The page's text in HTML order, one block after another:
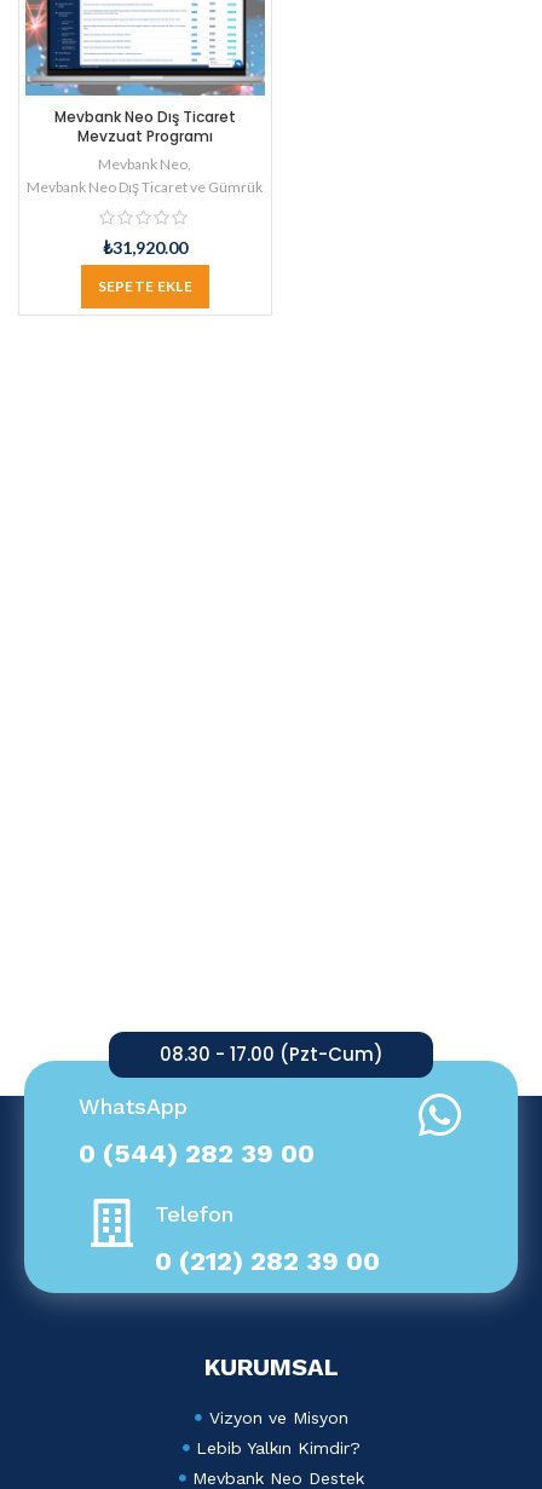
Mevbank Neo Dış Ticaret
Mevzuat Programı
Mevbank Neo
Mevbank Neo Dış Ticaret ve Gümrük
₺31,920.00
SEPETE EKLE
08.30 - 17.00 (Pzt-Cum)
WhatsApp
0 (544) 282 39 00
Telefon
0 (212) 282 39 00
KURUMSAL
Vizyon ve Misyon
Lebib Yalkın Kimdir?
Mevbank Neo Destek